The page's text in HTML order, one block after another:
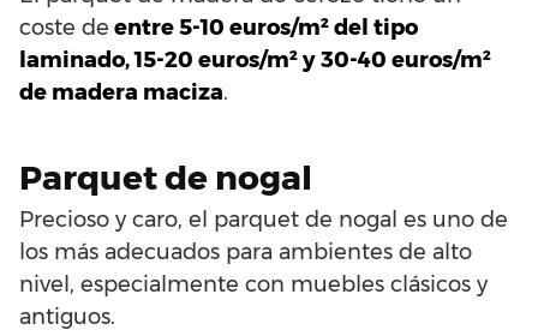
coste de entre 5-10 euros/m² del tipo
laminado, 15-20 euros/m² y 30-40 euros/m²
de madera maciza.
Parquet de nogal
Precioso y caro, el parquet de nogal es uno de
los más adecuados para ambientes de alto
nivel, especialmente con muebles clásicos y
antiguos.